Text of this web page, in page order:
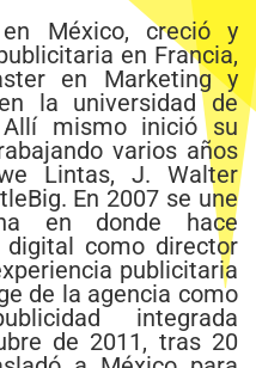
México, creció y
en Francia,
en Marketing y
la universidad de
Allí mismo inició su
varios años
Lintas, J. Walter
En 2007 se une
en donde hace
como director
publicitaria
de la agencia como
integrada
de 2011, tras 20